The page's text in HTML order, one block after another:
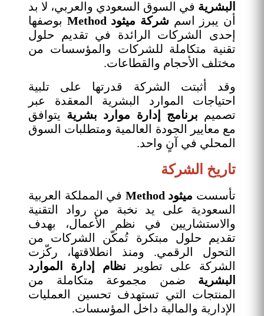
البشرية في السوق السعودي والعربي، لا بد
أن يبرز اسم شركة ميثود Method
بوصفها
إحدى الشركات الرائدة في تقديم حلول
تقنية متكاملة للشركات والمؤسسات من
مختلف الأحجام والقطاعات.
وقد أثبتت الشركة قدرتها على تلبية
احتياجات الموارد البشرية المعقدة عبر
تصميم برنامج إدارة موارد بشرية يتوافق
مع معايير الجودة العالمية ومتطلبات السوق
المحلي في آنٍ واحد.
تاريخ الشركة
تأسست ميثود Method
في المملكة العربية
السعودية على يد نخبة من رواد التقنية
والاستشاريين في نظم الأعمال، بهدف
تقديم حلول مبتكرة تُمكّن الشركات من
التحول الرقمي. ومنذ انطلاقتها، ركّزت
الشركة على تطوير نظام إدارة الموارد
البشرية ضمن مجموعة متكاملة من
المنتجات التي تستهدف تحسين العمليات
الإدارية والمالية داخل المؤسسات.